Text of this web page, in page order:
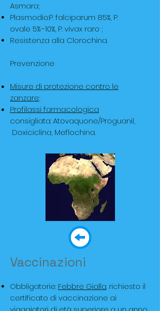
Asmara;
Plasmodio:P. falciparum 85%, P.
ovale 5%–10%, P. vivax raro ;
Resistenza alla Clorochina.
Prevenzione
Misure di protezione contro le
zanzare;
Profilassi farmacologica
consigliata: Atovaquone/Proguanil,
Doxiciclina, Meflochina.
Vaccinazioni
Obbligatorie: Febbre Gialla. richiesto il
certificato di vaccinazione ai